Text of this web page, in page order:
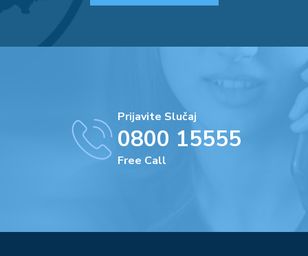
Prijavite Slučaj
0800 15555
Free Call